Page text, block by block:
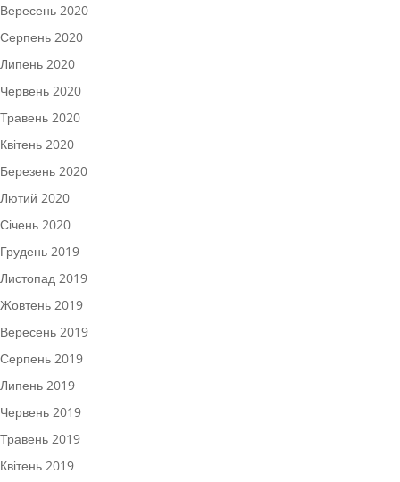
Вересень 2020
Серпень 2020
Липень 2020
Червень 2020
Травень 2020
Квітень 2020
Березень 2020
Лютий 2020
Січень 2020
Грудень 2019
Листопад 2019
Жовтень 2019
Вересень 2019
Серпень 2019
Липень 2019
Червень 2019
Травень 2019
Квітень 2019